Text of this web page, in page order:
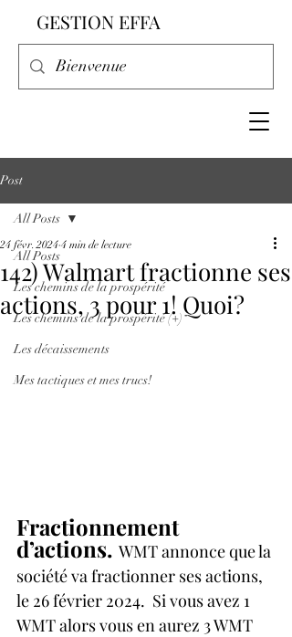
GESTION EFFA
Post
All Posts
Les chemins de la prospérité
Les chemins de la prospérité (+)
Les décaissements
Mes tactiques et mes trucs!
All Posts
142) Walmart fractionne ses
actions, 3 pour 1! Quoi?
24 févr. 2024 4 min de lecture
Fractionnement
d’actions. WMT annonce que la
société va fractionner ses actions,
le 26 février 2024.  Si vous avez 1
WMT alors vous en aurez 3 WMT